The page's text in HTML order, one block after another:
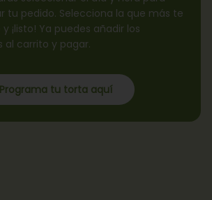
tu pedido. Selecciona la que más te
¡listo! Ya puedes añadir los
al carrito y pagar.
Programa tu torta aquí